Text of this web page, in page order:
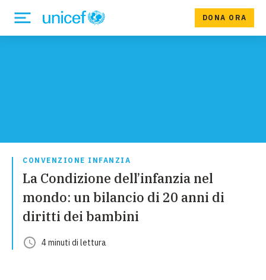
DONA ORA
CONVENZIONE INFANZIA
La Condizione dell’infanzia nel
mondo: un bilancio di 20 anni di
diritti dei bambini
4minuti di lettura